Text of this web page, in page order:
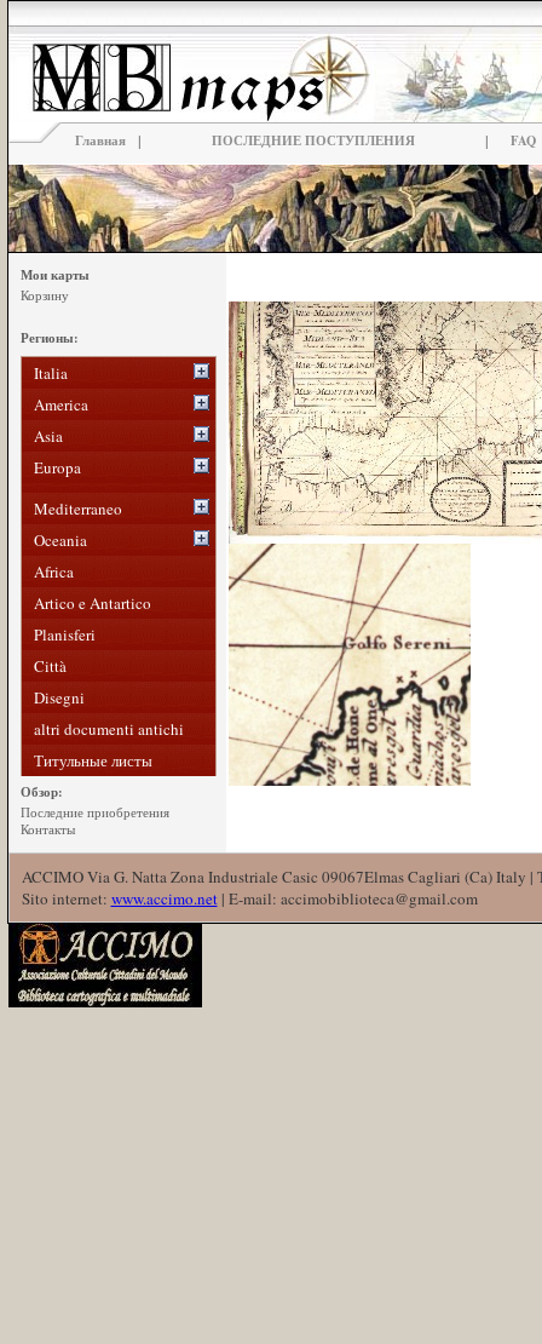
Главная | ПОСЛЕДНИЕ ПОСТУПЛЕНИЯ | FAQ
Мои карты
Корзину
Регионы:
Italia
America
Asia
Europa
Mediterraneo
Oceania
Africa
Artico e Antartico
Planisferi
Città
Disegni
altri documenti antichi
Титульные листы
Обзор:
Последние приобретения
Контакты
ACCIMO Via G. Natta Zona Industriale Casic 09067Elmas Cagliari (Ca) Italy
Sito internet: www.accimo.net| E-mail: accimobiblioteca@gmail.com